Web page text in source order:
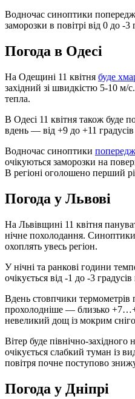
Водночас синоптики
заморозки в повітрі від 0 до -
Погода в Одесі
На Одещині 11 квітня буде
західний зі швидкістю 5-10 м/
тепла.
В Одесі 11 квітня також буде
вдень — від +9 до +11 градусів
Водночас синоптики
очікуються заморозки на
В регіоні оголошено перший
Погода у Львові
На Львівщині 11 квітня
нічне похолодання. Синоптики
охоплять увесь регіон.
У нічні та ранкові години
очікується від -1 до -3
Вдень стовпчики термометрів
прохолодніше — близько
невеликий дощ із мокрим
Вітер буде північно-
очікується слабкий туман із
повітря почне поступово
Погода у Дніпрі